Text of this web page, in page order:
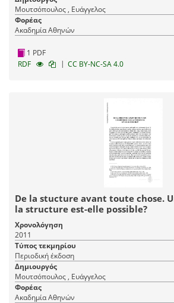
Μουτσόπουλος , Ευάγγελος
Φορέας
Ακαδημία Αθηνών
1 PDF
RDF
| CC BY-NC-SA 4.0
De la stucture avant toute chose.
la structure est-elle possible?
Χρονολόγηση
2011
Τύπος τεκμηρίου
Περιοδική έκδοση
Δημιουργός
Μουτσόπουλος , Ευάγγελος
Φορέας
Ακαδημία Αθηνών